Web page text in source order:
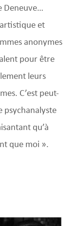
Deneuve…
et
anonymes
pour être
leurs
C’est peut-
psychanalyste
qu’à
que moi ».